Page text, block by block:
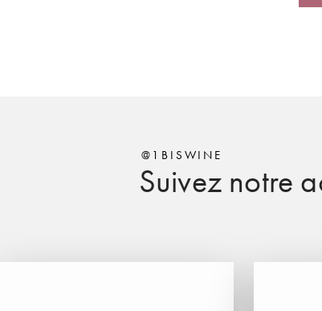
Suivez notre
@1BISWINE